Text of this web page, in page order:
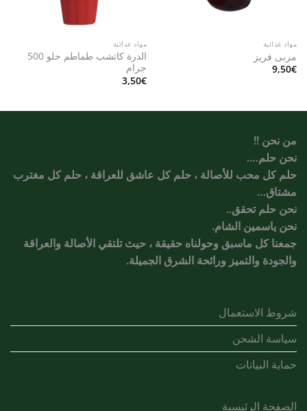
مواد غذائية
مربى فريز
9,50€
مواد غذائية
الدرة كاتشب طماطم حلو 500
جرام
3,50€
من نحن !!
نحن حلم….
حلم كل محب للأصالة ، حلم كل عاشق للعراقة ، حلم كل مغترب
مشتاق…
نحن حلم تحقق..
نحن ياسمين الشام.
جمعنا كل ماسبق وحولناه حقيقة ، حيث تلتقي الأصالة والعراقة
والجودة والتميز ورائحة الشرق الجميلة.
شروط الاستعمال
سياسة الشحن
حماية البيانات
الصفحة الرئيسية